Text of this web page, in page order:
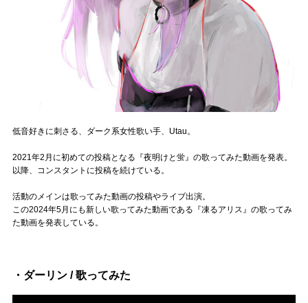
ぶいクラ！by muevo
ぶいコミュ！by muevo
ぶいマガ！ by muevo
Official SNS
低音好きに刺さる、ダーク系女性歌い手、Utau。
2021年2月に初めての投稿となる『夜明けと蛍』の歌ってみた動画を発表。
以降、コンスタントに投稿を続けている。
活動のメインは歌ってみた動画の投稿やライブ出演。
この2024年5月にも新しい歌ってみた動画である『凍るアリス』の歌ってみ
た動画を発表している。
・ダーリン / 歌ってみた